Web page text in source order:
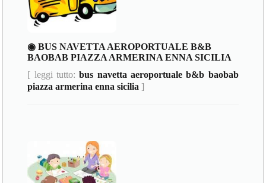
◉ BUS NAVETTA AEROPORTUALE B&B
BAOBAB PIAZZA ARMERINA ENNA SICILIA
[ leggi tutto:bus navetta aeroportuale b&b baobab
piazza armerina enna sicilia ]